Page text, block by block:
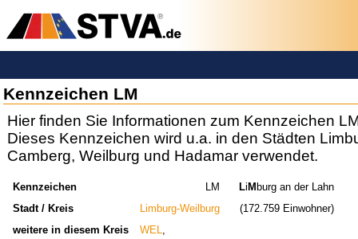
Kennzeichen LM
Hier finden Sie Informationen zum Kennzeichen
Dieses Kennzeichen wird u.a. in den Städten
Camberg, Weilburg und Hadamar verwendet.
Kennzeichen LM LiMburg an der Lahn
Stadt / Kreis
Limburg-Weilburg
(172.759 Einwohner)
weitere in diesem Kreis
WEL